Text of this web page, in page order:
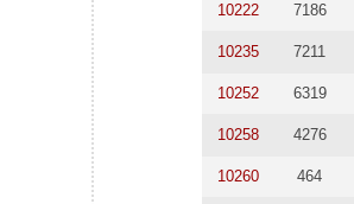
10222 7186
10235 7211
10252 6319
10258 4276
10260 464